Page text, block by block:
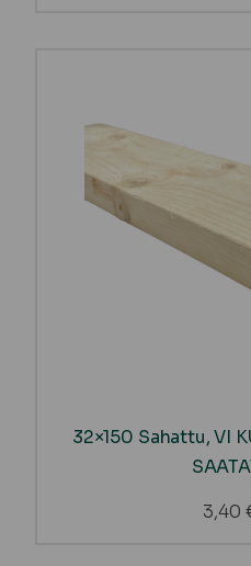
32×150 Sahattu, VI
3,40